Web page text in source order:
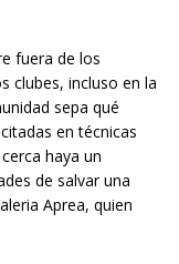
fuera de los
clubes, incluso en la
sepa qué
en técnicas
haya un
de salvar una
Aprea, quien